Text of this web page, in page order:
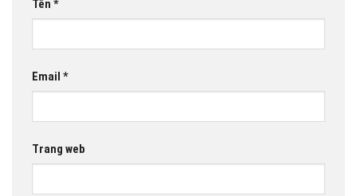
Tên *
Email *
Trang web